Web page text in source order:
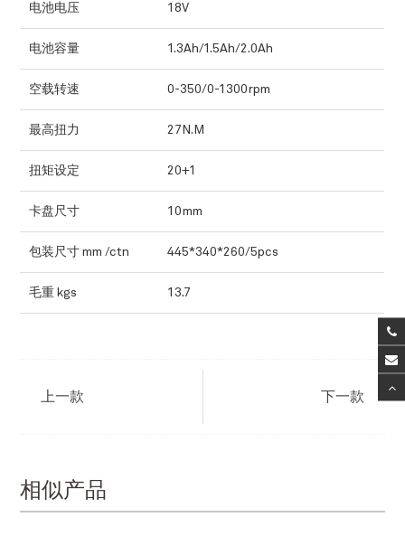
电池电压 18V
电池容量 1.3Ah/1.5Ah/2.0Ah
空载转速 0-350/0-1300rpm
最高扭力 27N.M
扭矩设定 20+1
卡盘尺寸 10mm
包装尺寸 mm /ctn 445*340*260/5pcs
毛重 kgs 13.7
上一款 下一款
相似产品